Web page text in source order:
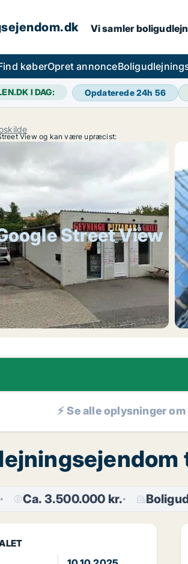
Vi samler
køberOpret annonce
I DAG: Opdaterede 24h 56
View og kan være upræcist:
Street View
⚡ Se alle oplysninger
Ca. 3.500.000 kr.